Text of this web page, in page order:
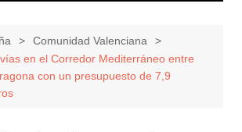
Comunidad Valenciana
en el Corredor Mediterráneo entre
con un presupuesto de 7,9